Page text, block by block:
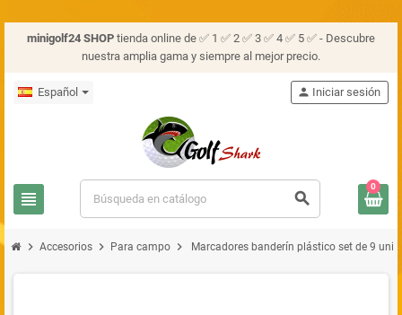
minigolf24 SHOP tienda online de ✅ 1 ✅ 2 ✅ 3 ✅ 4 ✅ 5 ✅ - Descubre
nuestra amplia gama y siempre al mejor precio.
Español
view_headline search
person Iniciar sesión
0
chevron_right Accesorios chevron_right Para campo chevron_right Marcadores banderín plástico set de 9